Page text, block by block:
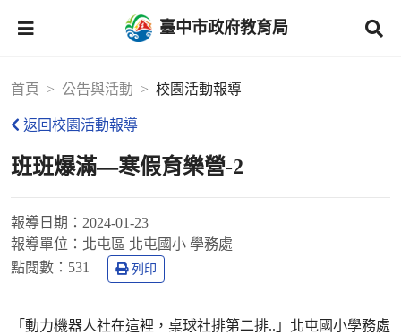
臺中市政府教育局
首頁 公告與活動 校園活動報導
返回校園活動報導
班班爆滿—寒假育樂營-2
報導日期： 2024-01-23
報導單位： 北屯區 北屯國小 學務處
點閱數： 531 列印
「動力機器人社在這裡，桌球社排第二排..」北屯國小學務處